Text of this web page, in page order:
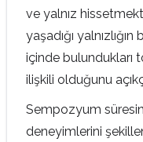
ve yalnız
yaşadığı
içinde bulundukları
ilişkili olduğunu
Sempozyum
deneyimlerini